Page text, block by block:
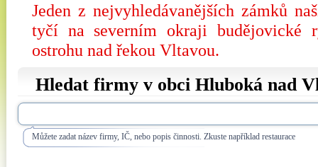
Jeden z nejvyhledávanějších zámků
tyčí na severním okraji budějovické
ostrohu nad řekou Vltavou.
Hledat firmy v obci Hluboká nad
Můžete zadat název firmy, IČ, nebo popis činnosti. Zkuste například restaurace